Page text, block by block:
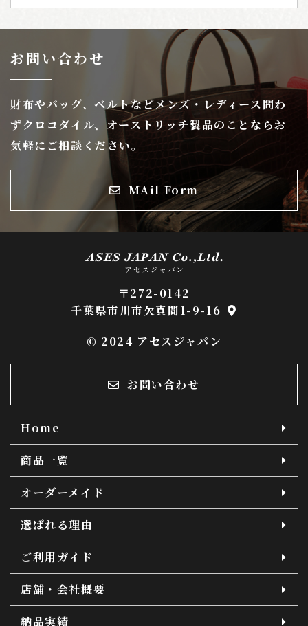
お問い合わせ
財布やバッグ、ベルトなどメンズ・レディース問わ
ずクロコダイル、オーストリッチ製品のことならお
気軽にご相談ください。
MAil Form
〒272-0142
千葉県市川市欠真間1-9-16
© 2024 アセスジャパン
お問い合わせ
Home
商品一覧
オーダーメイド
選ばれる理由
ご利用ガイド
店舗・会社概要
納品実績